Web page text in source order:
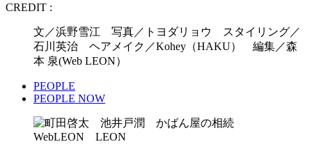
CREDIT :
文／浜野雪江 写真／トヨダリョウ スタイリング／
石川英治 ヘアメイク／Kohey（HAKU） 編集／森
本 泉(Web LEON）
PEOPLE
PEOPLE NOW